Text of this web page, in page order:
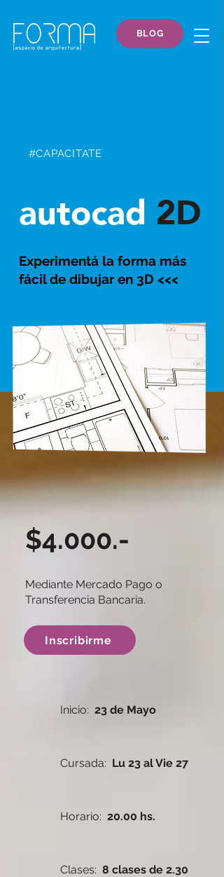
BLOG
#CAPACITATE
autocad 2D
Experimentá la forma más
fácil de dibujar en 3D <<<
$4.000.-
Mediante Mercado Pago o
Transferencia Bancaria.
Inicio: 23 de Mayo
Cursada: Lu 23 al Vie 27
Horario: 20.00 hs.
Clases: 8 clases de 2.30
Inscribirme